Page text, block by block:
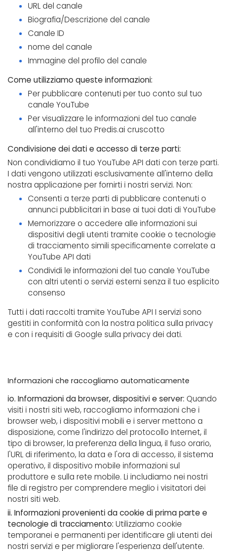
URL del canale
Biografia/Descrizione del canale
Canale ID
nome del canale
Immagine del profilo del canale
Come utilizziamo queste informazioni:
Per pubblicare contenuti per tuo conto sul tuo
canale YouTube
Per visualizzare le informazioni del tuo canale
all'interno del tuo Predis.ai cruscotto
Condivisione dei dati e accesso di terze parti:
Non condividiamo il tuo YouTube API dati con terze parti.
I dati vengono utilizzati esclusivamente all'interno della
nostra applicazione per fornirti i nostri servizi. Non:
Consenti a terze parti di pubblicare contenuti o
annunci pubblicitari in base ai tuoi dati di YouTube
Memorizzare o accedere alle informazioni sui
dispositivi degli utenti tramite cookie o tecnologie
di tracciamento simili specificamente correlate a
YouTube API dati
Condividi le informazioni del tuo canale YouTube
con altri utenti o servizi esterni senza il tuo esplicito
consenso
Tutti i dati raccolti tramite YouTube API I servizi sono
gestiti in conformità con la nostra politica sulla privacy
e con i requisiti di Google sulla privacy dei dati.
Informazioni che raccogliamo automaticamente
io. Informazioni da browser, dispositivi e server: Quando
visiti i nostri siti web, raccogliamo informazioni che i
browser web, i dispositivi mobili e i server mettono a
disposizione, come l'indirizzo del protocollo Internet, il
tipo di browser, la preferenza della lingua, il fuso orario,
l'URL di riferimento, la data e l'ora di accesso, il sistema
operativo, il dispositivo mobile informazioni sul
produttore e sulla rete mobile. Li includiamo nei nostri
file di registro per comprendere meglio i visitatori dei
nostri siti web.
ii. Informazioni provenienti da cookie di prima parte e
tecnologie di tracciamento: Utilizziamo cookie
temporanei e permanenti per identificare gli utenti dei
nostri servizi e per migliorare l'esperienza dell'utente.